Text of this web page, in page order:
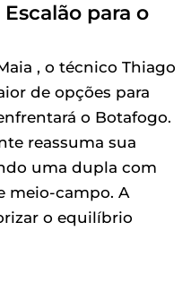
para o
, o técnico Thiago
de opções para
o Botafogo.
reassuma sua
uma dupla com
meio-campo. A
o equilíbrio